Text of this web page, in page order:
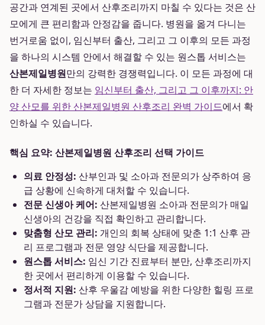
공간과 연계된 곳에서 산후조리까지 마칠 수 있다는 것은 산
모에게 큰 편리함과 안정감을 줍니다. 병원을 옮겨 다니는
번거로움 없이, 임신부터 출산, 그리고 그 이후의 모든 과정
을 하나의 시스템 안에서 해결할 수 있는 원스톱 서비스는
산본제일병원만의 강력한 경쟁력입니다. 이 모든 과정에 대
한 더 자세한 정보는 임신부터 출산, 그리고 그 이후까지: 안
양 산모를 위한 산본제일병원 산후조리 완벽 가이드에서 확
인하실 수 있습니다.
핵심 요약: 산본제일병원 산후조리 선택 가이드
의료 안정성: 산부인과 및 소아과 전문의가 상주하여 응
급 상황에 신속하게 대처할 수 있습니다.
전문 신생아 케어: 산본제일병원 소아과 전문의가 매일
신생아의 건강을 직접 확인하고 관리합니다.
맞춤형 산모 관리: 개인의 회복 상태에 맞춘 1:1 산후 관
리 프로그램과 전문 영양 식단을 제공합니다.
원스톱 서비스: 임신 기간 진료부터 분만, 산후조리까지
한 곳에서 편리하게 이용할 수 있습니다.
정서적 지원: 산후 우울감 예방을 위한 다양한 힐링 프로
그램과 전문가 상담을 지원합니다.